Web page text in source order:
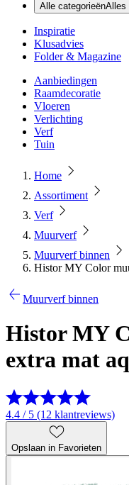
Alle categorieënAlles
Inspiratie
Klusadvies
Folder & Magazine
Aanbiedingen
Raamdecoratie
Vloeren
Verlichting
Verf
Tuin
Home
Assortiment
Verf
Muurverf
Muurverf binnen
Histor MY Color
Muurverf binnen
Histor MY
extra mat
4.4 / 5 (12 klantreviews)
Opslaan in Favorieten